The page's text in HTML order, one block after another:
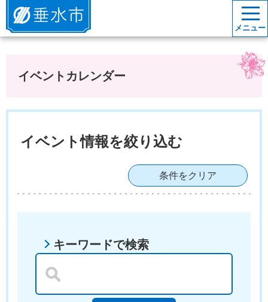
垂水市
メニュー
イベントカレンダー
イベント情報を絞り込む
条件をクリア
キーワードで検索